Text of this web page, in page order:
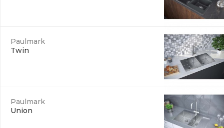
Paulmark
Twin
Paulmark
Union